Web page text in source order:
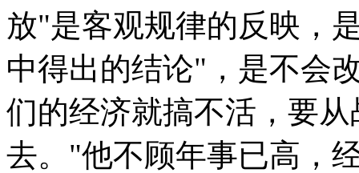
放"是客观规律的反映，
中得出的结论"，是不会
们的经济就搞不活，要
去。"他不顾年事已高，